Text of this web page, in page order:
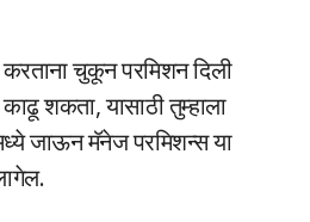
चुकून परमिशन दिली
शकता, यासाठी तुम्हाला
जाऊन मॅनेज परमिशन्स या